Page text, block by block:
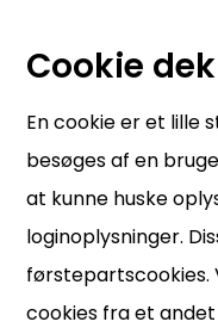
Cookie
En cookie er et lille
besøges af en
at kunne huske
loginoplysninger.
førstepartscookies.
cookies fra et